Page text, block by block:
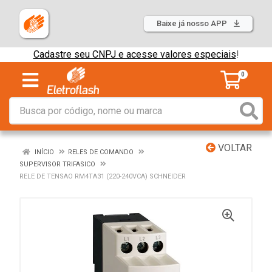
Baixe já nosso APP
Cadastre seu CNPJ e acesse valores especiais!
0
VOLTAR
INÍCIO
RELES DE COMANDO
SUPERVISOR TRIFASICO
RELE DE TENSAO RM4TA31 (220-240VCA) SCHNEIDER